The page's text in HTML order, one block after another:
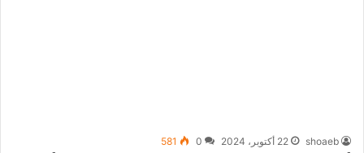
shoaeb 22 أكتوبر، 2024 0
581